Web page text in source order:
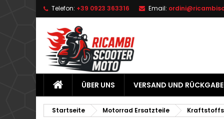
Telefon: +39 0923 363316 Email:
ÜBER UNS VERSAND UND RÜCKGABE
Startseite Motorrad Ersatzteile